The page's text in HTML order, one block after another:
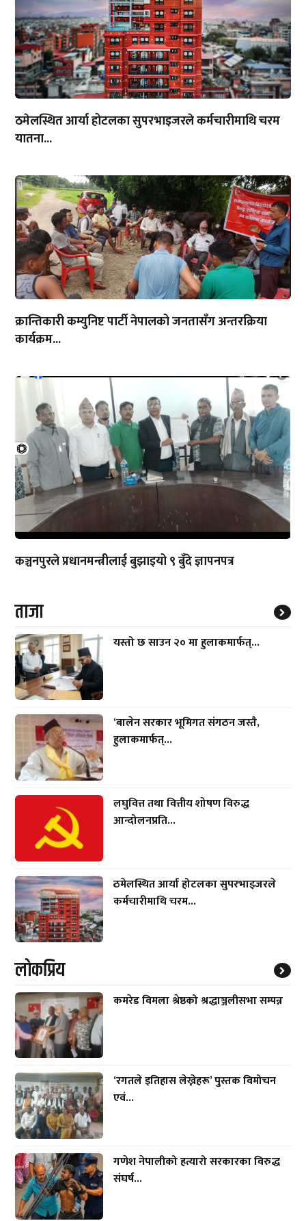
ठमेलस्थित आर्या होटलका सुपरभाइजरले कर्मचारीमाथि चरम
यातना...
क्रान्तिकारी कम्युनिष्ट पार्टी नेपालको जनतासँग अन्तरक्रिया
कार्यक्रम...
कञ्चनपुरले प्रधानमन्त्रीलाई बुझाइयो ९ बुँदे ज्ञापनपत्र
ताजा
यस्तो छ साउन २० मा हुलाकमार्फत्...
‘बालेन सरकार भूमिगत संगठन जस्तै,
हुलाकमार्फत्...
लघुवित्त तथा वित्तीय शोषण विरुद्ध
आन्दोलनप्रति...
ठमेलस्थित आर्या होटलका सुपरभाइजरले
कर्मचारीमाथि चरम...
लाेकप्रिय
कमरेड विमला श्रेष्ठको श्रद्धाञ्जलीसभा सम्पन्न
‘रगतले इतिहास लेख्नेहरू’ पुस्तक विमोचन
एवं...
गणेश नेपालीको हत्यारो सरकारका विरुद्ध
संघर्ष...